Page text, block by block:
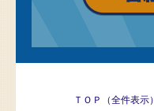
ＴＯＰ（全件表示）